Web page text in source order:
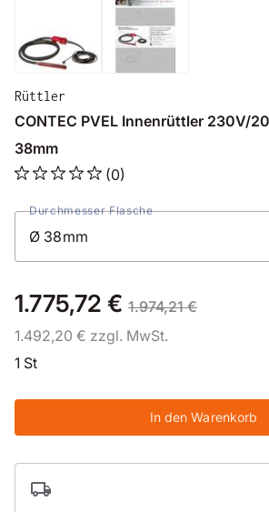
Rüttler
CONTEC PVEL Innenrüttler 230V/
38mm
(0)
Durchmesser Flasche
1.775,72 € 1.974,21 €
1.492,20 € zzgl. MwSt.
1 St
In den Warenkorb